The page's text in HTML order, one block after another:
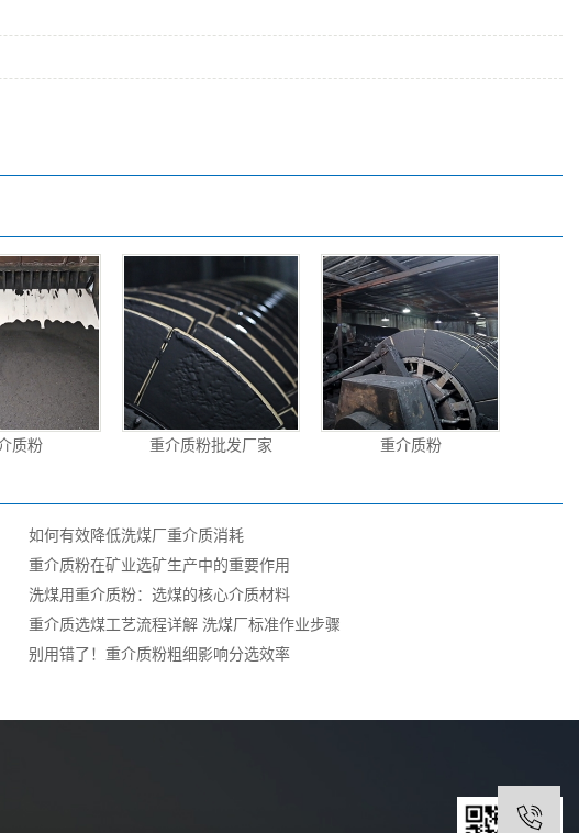
质粉 重介质粉批发厂家 重介质粉
如何有效降低洗煤厂重介质消耗
重介质粉在矿业选矿生产中的重要作用
洗煤用重介质粉：选煤的核心介质材料
重介质选煤工艺流程详解 洗煤厂标准作业步骤
别用错了！重介质粉粗细影响分选效率